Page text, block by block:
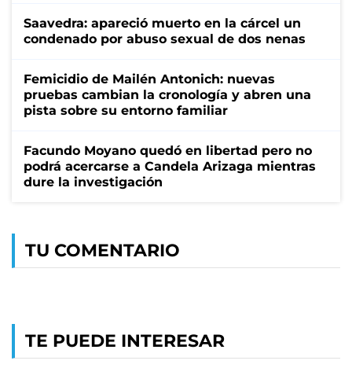
Saavedra: apareció muerto en la cárcel un
condenado por abuso sexual de dos nenas
Femicidio de Mailén Antonich: nuevas
pruebas cambian la cronología y abren una
pista sobre su entorno familiar
Facundo Moyano quedó en libertad pero no
podrá acercarse a Candela Arizaga mientras
dure la investigación
TU COMENTARIO
TE PUEDE INTERESAR